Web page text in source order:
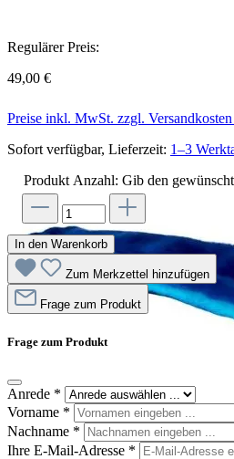
Regulärer Preis:
49,00 €
Preise inkl. MwSt. zzgl. Versandkosten
Sofort verfügbar, Lieferzeit: 1–3
Produkt Anzahl: Gib den
In den Warenkorb
Zum Merkzettel hinzufügen
Frage zum Produkt
Frage zum Produkt
Anrede *
Vorname *
Nachname *
Ihre E-Mail-Adresse *